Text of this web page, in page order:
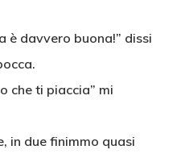
è davvero buona!” dissi
che ti piaccia” mi
in due finimmo quasi